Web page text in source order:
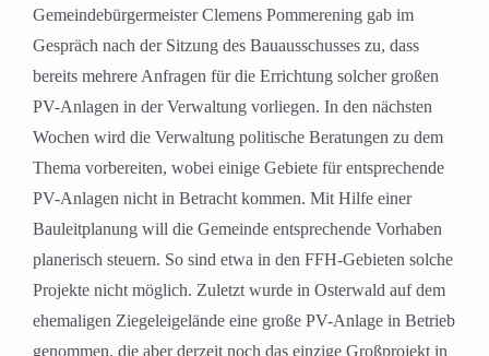
Gemeindebürgermeister Clemens Pommerening gab im
Gespräch nach der Sitzung des Bauausschusses zu, dass
bereits mehrere Anfragen für die Errichtung solcher großen
PV-Anlagen in der Verwaltung vorliegen. In den nächsten
Wochen wird die Verwaltung politische Beratungen zu dem
Thema vorbereiten, wobei einige Gebiete für entsprechende
PV-Anlagen nicht in Betracht kommen. Mit Hilfe einer
Bauleitplanung will die Gemeinde entsprechende Vorhaben
planerisch steuern. So sind etwa in den FFH-Gebieten solche
Projekte nicht möglich. Zuletzt wurde in Osterwald auf dem
ehemaligen Ziegeleigelände eine große PV-Anlage in Betrieb
genommen, die aber derzeit noch das einzige Großprojekt in